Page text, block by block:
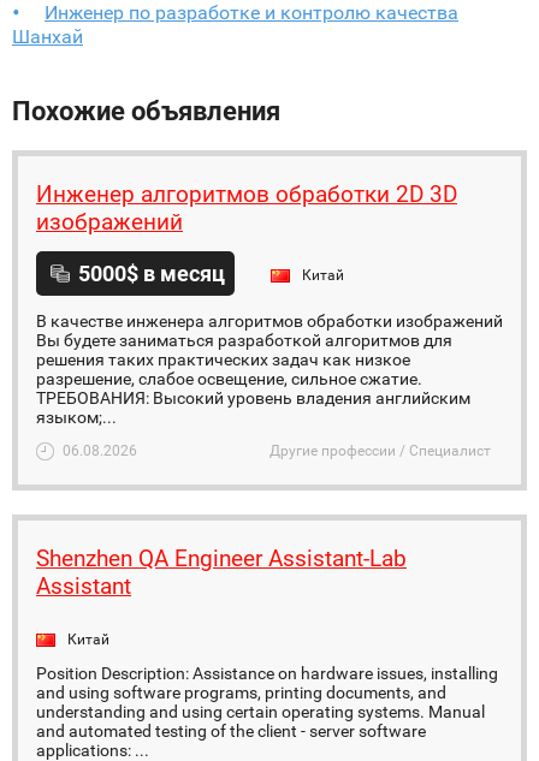
Инженер по разработке и контролю качества
Шанхай
Похожие объявления
Инженер алгоритмов обработки 2D 3D
изображений
5000$ в месяц Китай
В качестве инженера алгоритмов обработки изображений
Вы будете заниматься разработкой алгоритмов для
решения таких практических задач как низкое
разрешение, слабое освещение, сильное сжатие.
ТРЕБОВАНИЯ: Высокий уровень владения английским
языком;...
06.08.2026 Другие профессии / Специалист
Shenzhen QA Engineer Assistant-Lab
Assistant
Китай
Position Description: Assistance on hardware issues, installing
and using software programs, printing documents, and
understanding and using certain operating systems. Manual
and automated testing of the client - server software
applications: ...